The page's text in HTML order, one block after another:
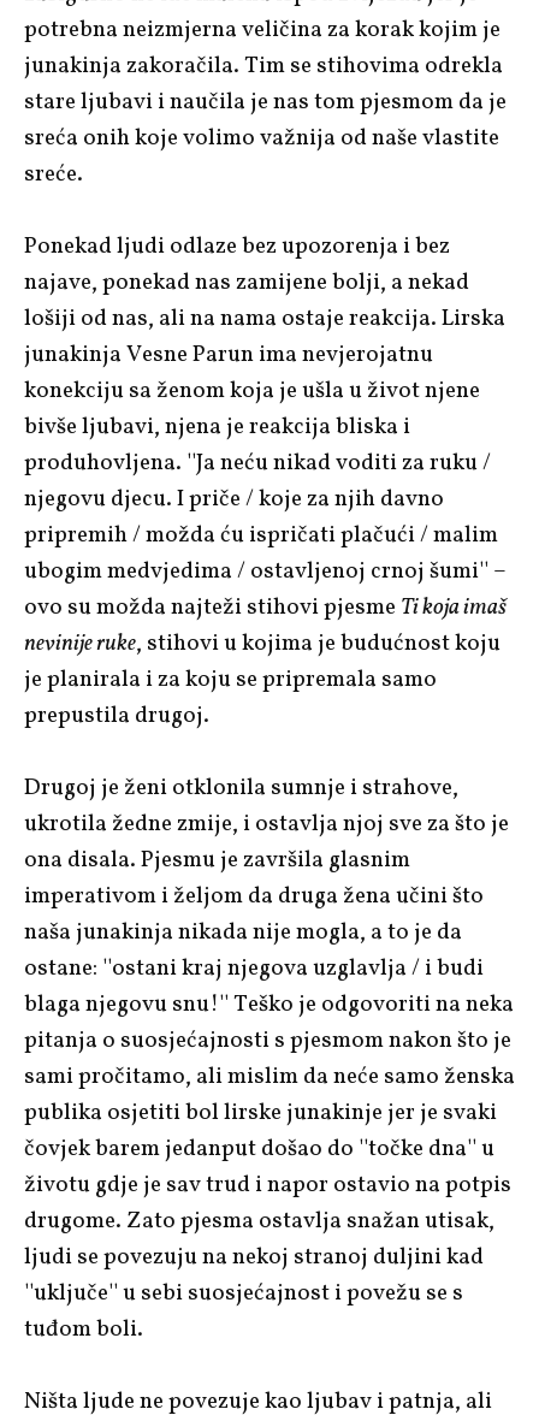
potrebna neizmjerna veličina za korak kojim je
junakinja zakoračila. Tim se stihovima odrekla
stare ljubavi i naučila je nas tom pjesmom da je
sreća onih koje volimo važnija od naše vlastite
sreće.
Ponekad ljudi odlaze bez upozorenja i bez
najave, ponekad nas zamijene bolji, a nekad
lošiji od nas, ali na nama ostaje reakcija. Lirska
junakinja Vesne Parun ima nevjerojatnu
konekciju sa ženom koja je ušla u život njene
bivše ljubavi, njena je reakcija bliska i
produhovljena. ''Ja neću nikad voditi za ruku /
njegovu djecu. I priče / koje za njih davno
pripremih / možda ću ispričati plačući / malim
ubogim medvjedima / ostavljenoj crnoj šumi'' –
ovo su možda najteži stihovi pjesme Ti koja imaš
nevinije ruke, stihovi u kojima je budućnost koju
je planirala i za koju se pripremala samo
prepustila drugoj.
Drugoj je ženi otklonila sumnje i strahove,
ukrotila žedne zmije, i ostavlja njoj sve za što je
ona disala. Pjesmu je završila glasnim
imperativom i željom da druga žena učini što
naša junakinja nikada nije mogla, a to je da
ostane: ''ostani kraj njegova uzglavlja / i budi
blaga njegovu snu!'' Teško je odgovoriti na neka
pitanja o suosjećajnosti s pjesmom nakon što je
sami pročitamo, ali mislim da neće samo ženska
publika osjetiti bol lirske junakinje jer je svaki
čovjek barem jedanput došao do ''točke dna'' u
životu gdje je sav trud i napor ostavio na potpis
drugome. Zato pjesma ostavlja snažan utisak,
ljudi se povezuju na nekoj stranoj duljini kad
''uključe'' u sebi suosjećajnost i povežu se s
tuđom boli.
Ništa ljude ne povezuje kao ljubav i patnja, ali